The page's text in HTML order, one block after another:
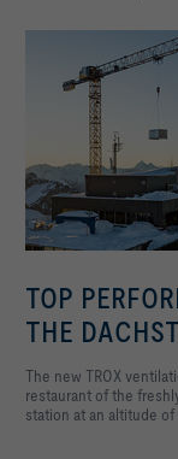
TOP
THE
The new TROX
restaurant of the
station at an altitude of